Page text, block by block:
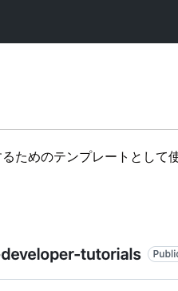
ためのテンプレートとして